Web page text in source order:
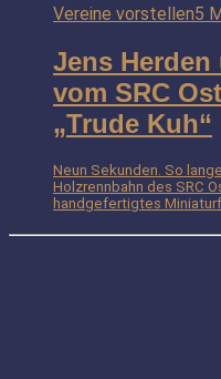
Vereine vorstellen5
Jens
vom SRC
„Trude Kuh“
Neun Sekunden. So
Holzrennbahn des SRC
handgefertigtes